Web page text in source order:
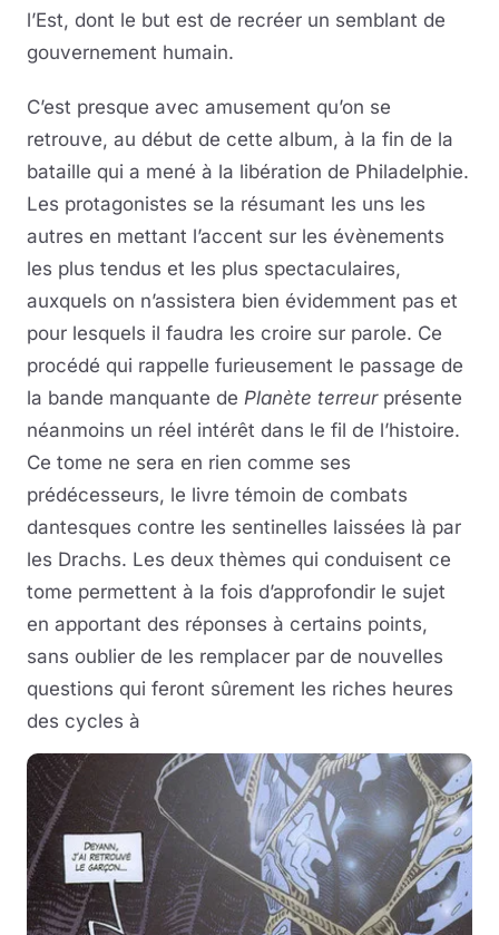
l’Est, dont le but est de recréer un semblant de
gouvernement humain.
C’est presque avec amusement qu’on se
retrouve, au début de cette album, à la fin de la
bataille qui a mené à la libération de Philadelphie.
Les protagonistes se la résumant les uns les
autres en mettant l’accent sur les évènements
les plus tendus et les plus spectaculaires,
auxquels on n’assistera bien évidemment pas et
pour lesquels il faudra les croire sur parole. Ce
procédé qui rappelle furieusement le passage de
la bande manquante de Planète terreurprésente
néanmoins un réel intérêt dans le fil de l’histoire.
Ce tome ne sera en rien comme ses
prédécesseurs, le livre témoin de combats
dantesques contre les sentinelles laissées là par
les Drachs. Les deux thèmes qui conduisent ce
tome permettent à la fois d’approfondir le sujet
en apportant des réponses à certains points,
sans oublier de les remplacer par de nouvelles
questions qui feront sûrement les riches heures
des cycles à